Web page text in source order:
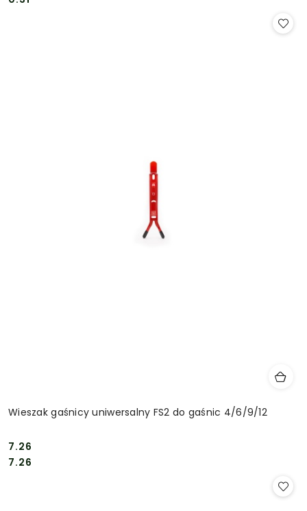
Wieszak gaśnicy uniwersalny FS2 do gaśnic 4/6/9/12
Cena:
7.26
Cena:
7.26